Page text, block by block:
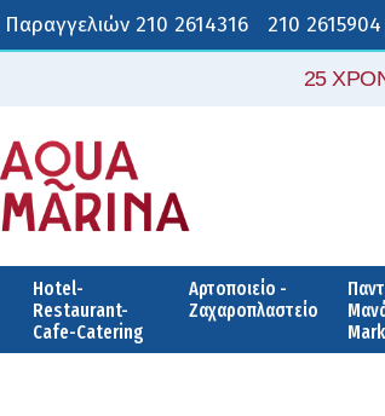
210 2614316 210 2615904
25
Hotel-
Restaurant-
Cafe-Catering
Αρτοποιείο -
Ζαχαροπλαστείο